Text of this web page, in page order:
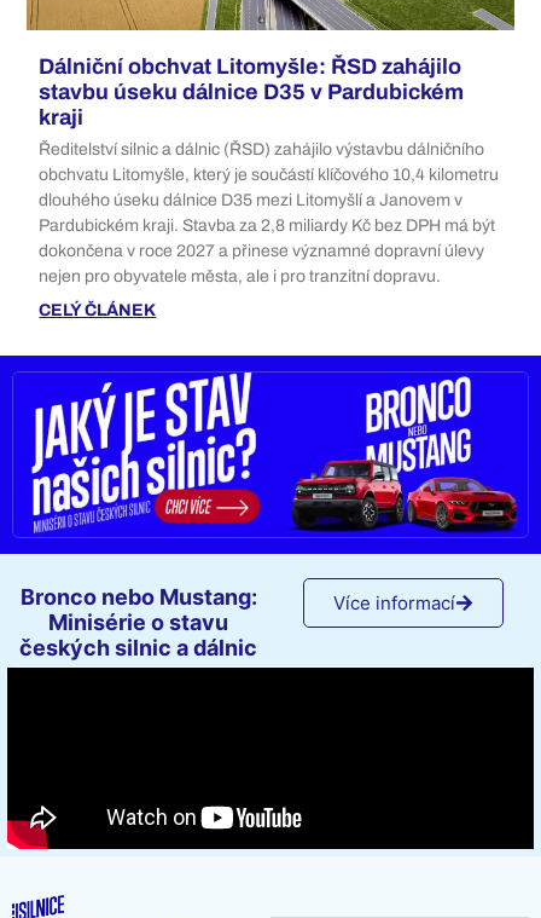
Dálniční obchvat Litomyšle: ŘSD zahájilo
stavbu úseku dálnice D35 v Pardubickém
kraji
Ředitelství silnic a dálnic (ŘSD) zahájilo výstavbu dálničního
obchvatu Litomyšle, který je součástí klíčového 10,4 kilometru
dlouhého úseku dálnice D35 mezi Litomyšlí a Janovem v
Pardubickém kraji. Stavba za 2,8 miliardy Kč bez DPH má být
dokončena v roce 2027 a přinese významné dopravní úlevy
nejen pro obyvatele města, ale i pro tranzitní dopravu.
CELÝ ČLÁNEK
Bronco nebo Mustang:
Minisérie o stavu
českých silnic a dálnic
Více informací